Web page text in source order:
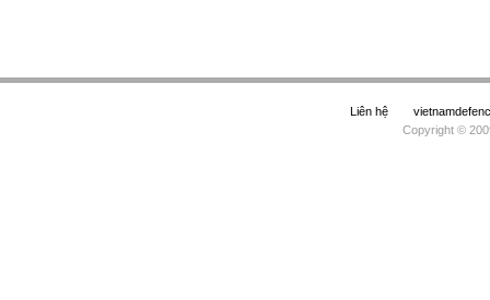
Liên hệ
Copyright ©